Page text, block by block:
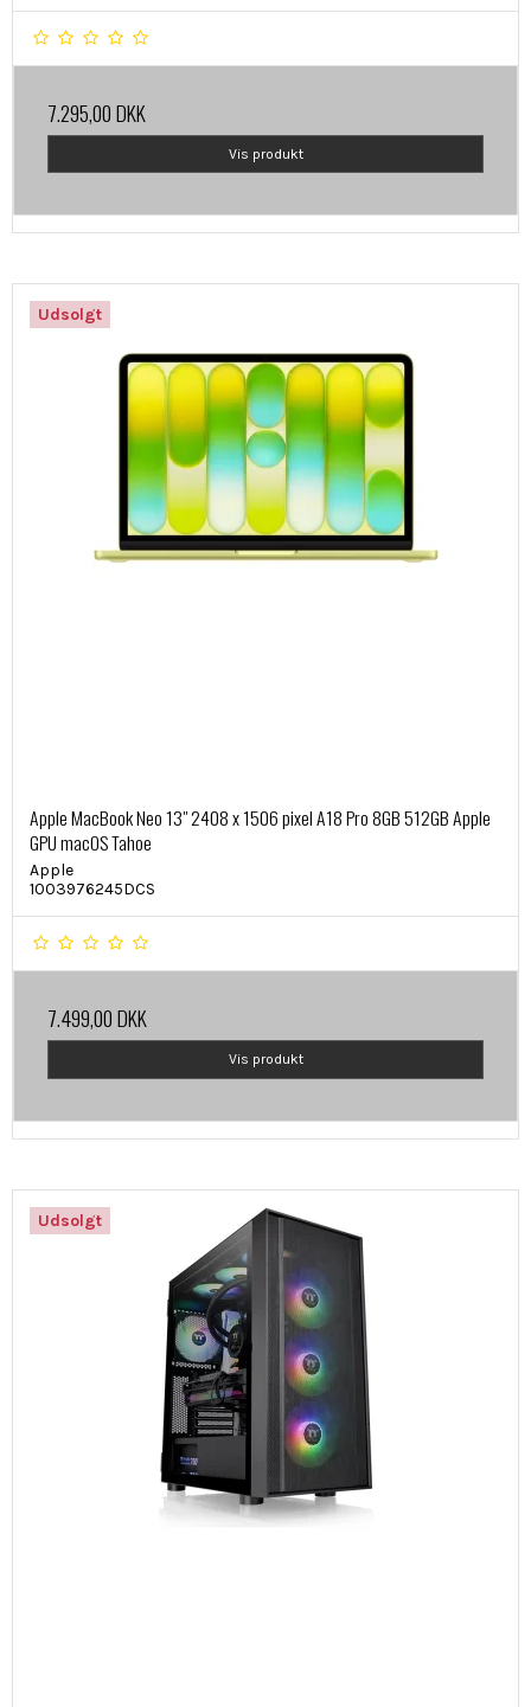
7.295,00 DKK
Vis produkt
Udsolgt
Apple MacBook Neo 13" 2408 x 1506 pixel A18 Pro 8GB 512GB Apple
GPU macOS Tahoe
Apple
1003976245DCS
7.499,00 DKK
Vis produkt
Udsolgt